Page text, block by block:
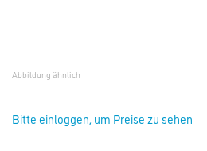
Abbildung ähnlich
Bitte einloggen, um Preise zu sehen